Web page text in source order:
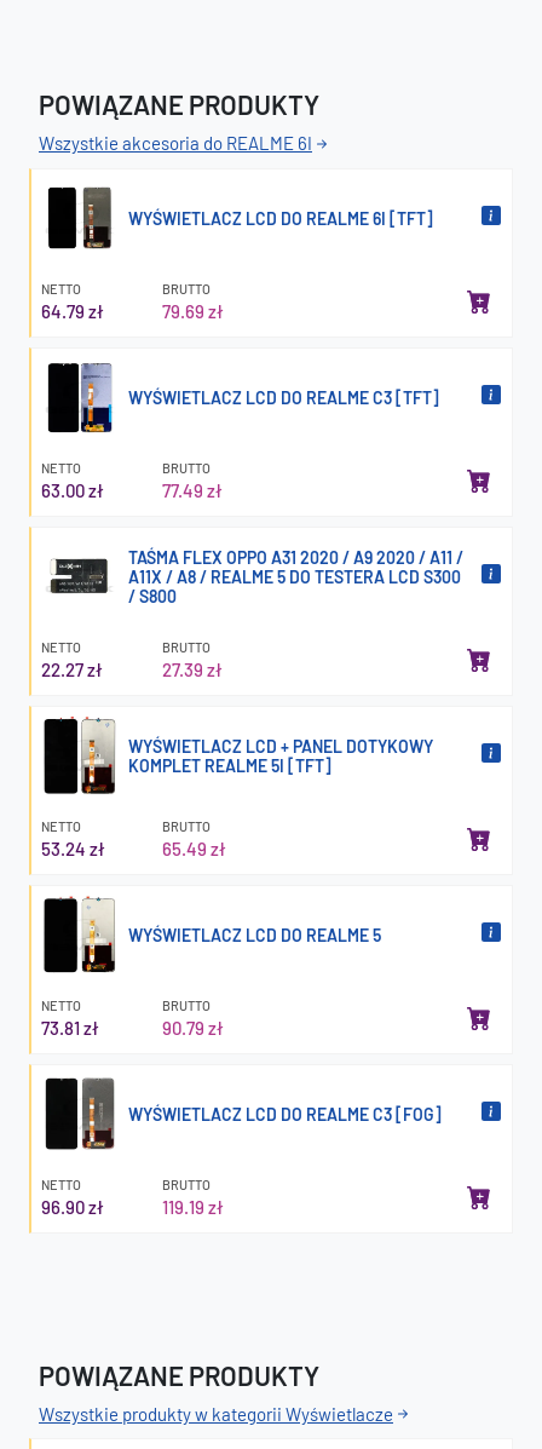
POWIĄZANE PRODUKTY
Wszystkie akcesoria do REALME 6I
WYŚWIETLACZ LCD DO REALME 6I [TFT]
NETTO
64.79 zł
BRUTTO
79.69 zł
WYŚWIETLACZ LCD DO REALME C3 [TFT]
NETTO
63.00 zł
BRUTTO
77.49 zł
TAŚMA FLEX OPPO A31 2020 / A9 2020 / A11 /
A11X / A8 / REALME 5 DO TESTERA LCD S300
/ S800
NETTO
22.27 zł
BRUTTO
27.39 zł
WYŚWIETLACZ LCD + PANEL DOTYKOWY
KOMPLET REALME 5I [TFT]
NETTO
53.24 zł
BRUTTO
65.49 zł
WYŚWIETLACZ LCD DO REALME 5
NETTO
73.81 zł
BRUTTO
90.79 zł
WYŚWIETLACZ LCD DO REALME C3 [FOG]
NETTO
96.90 zł
BRUTTO
119.19 zł
POWIĄZANE PRODUKTY
Wszystkie produkty w kategorii Wyświetlacze